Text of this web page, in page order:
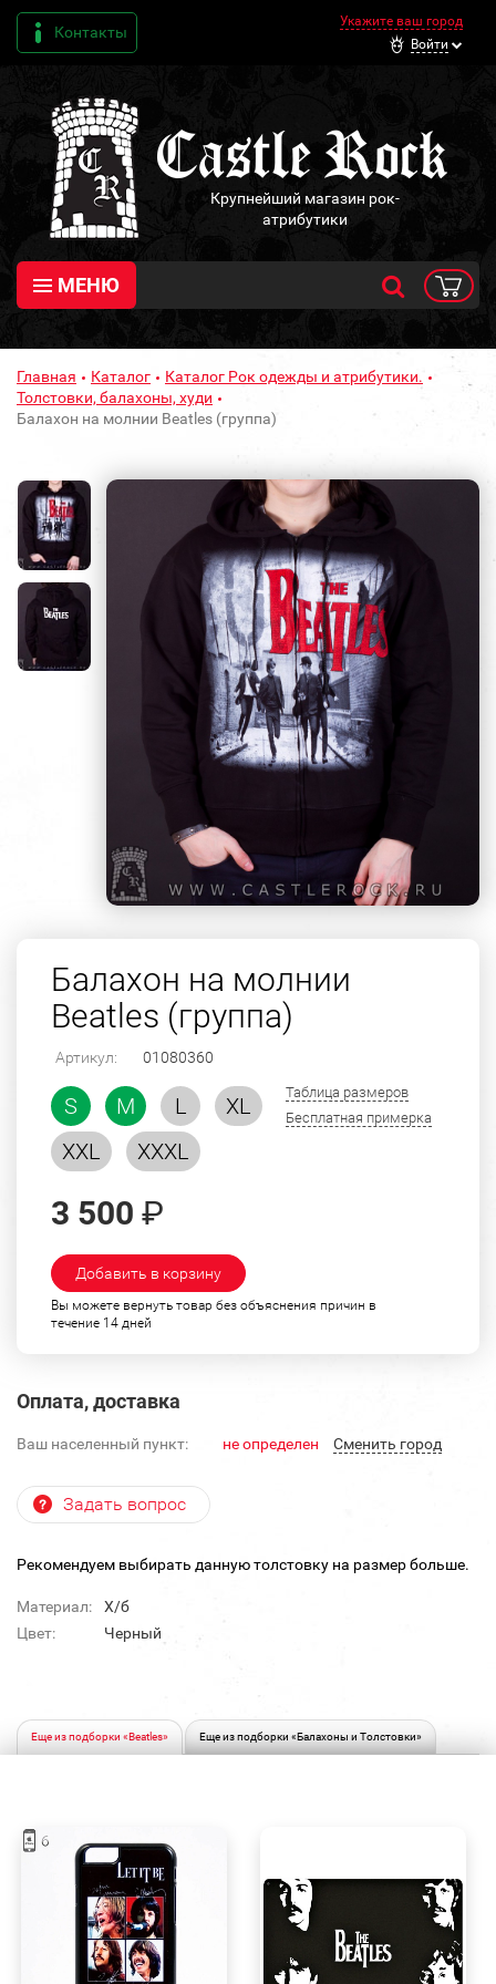
Контакты
Укажите ваш город
Войти
Крупнейший магазин рок-
атрибутики
МЕНЮ
Главная Каталог
Каталог Рок одежды и атрибутики.
Толстовки, балахоны, худи
Балахон на молнии Beatles (группа)
Балахон на молнии
Beatles (группа)
Артикул: 01080360
S M L
XL
XXL
XXXL
Таблица размеров
Бесплатная примерка
3 500 ₽
Добавить в корзину
Вы можете вернуть товар без объяснения причин в
течение 14 дней
Оплата, доставка
Ваш населенный пункт: не определен Cменить город
Задать вопрос
Рекомендуем выбирать данную толстовку на размер больше.
Материал:
Х/б
Цвет:
Черный
Еще из подборки «Beatles» Еще из подборки «Балахоны и Толстовки»